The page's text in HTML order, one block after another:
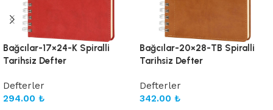
Bağcılar-17×24-K Spiralli
Tarihsiz Defter
Defterler
294.00 ₺
Bağcılar-20×28-TB Spiralli
Tarihsiz Defter
Defterler
342.00 ₺